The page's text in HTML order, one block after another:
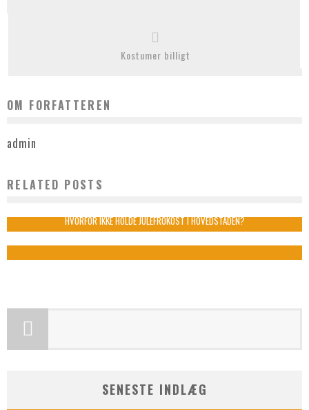
Kostumer billigt
OM FORFATTEREN
admin
RELATED POSTS
HVORFOR IKKE HOLDE JULEFROKOST I HOVEDSTADEN?
SENESTE INDLÆG